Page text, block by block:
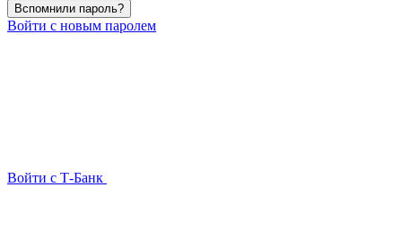
Вспомнили пароль?
Войти с новым паролем
Войти с Т-Банк